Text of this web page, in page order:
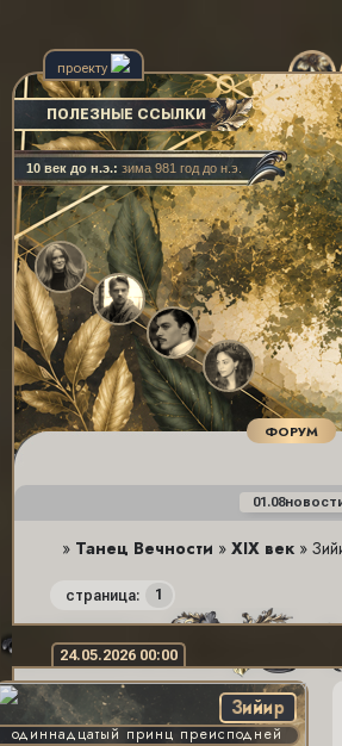
01.08
ПОЛЕЗНЫЕ ССЫЛКИ
10 век до н.э.: зима 981 год до н.э.
проекту
ФОРУМ
» Танец Вечности » XIX век »
страница: 1
24.05.2026 00:00
Зийир
одиннадцатый принц преисподней